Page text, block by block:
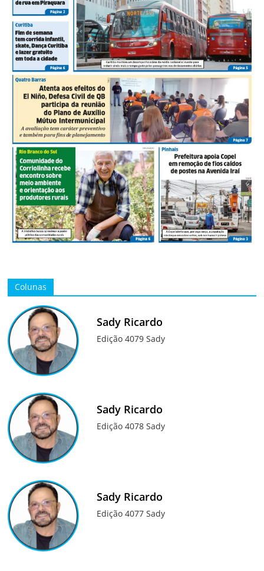
Colunas
Sady Ricardo
Edição 4079 Sady
Sady Ricardo
Edição 4078 Sady
Sady Ricardo
Edição 4077 Sady